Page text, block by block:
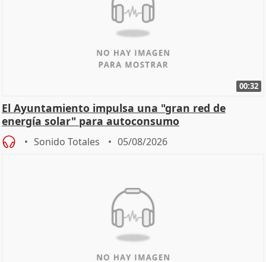
00:32
El Ayuntamiento impulsa una "gran red de
energía solar" para autoconsumo
Sonido Totales 05/08/2026